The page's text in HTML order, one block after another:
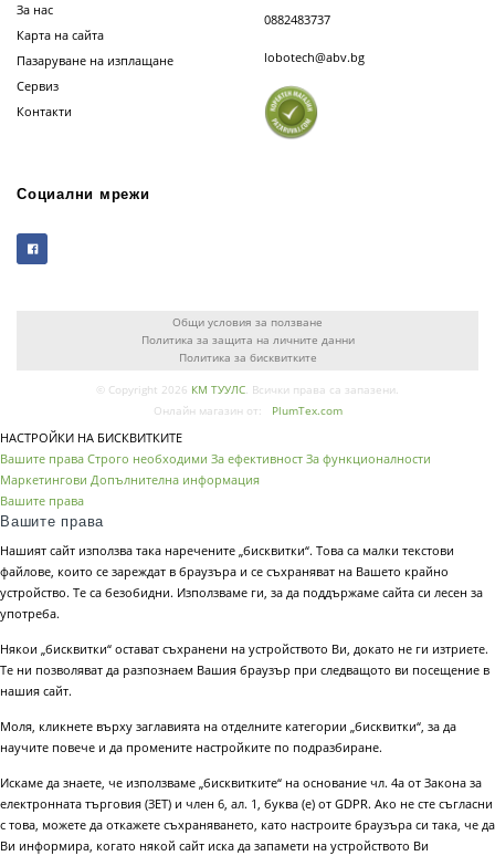
За нас
Карта на сайта
Пазаруване на изплащане
Сервиз
Контакти
0882483737
lobotech@abv.bg
Социални мрежи
Общи условия за ползване
Политика за защита на личните данни
Политика за бисквитките
© Copyright 2026 КМ ТУУЛС. Всички права са запазени.
Онлайн магазин от:
PlumTex.com
НАСТРОЙКИ НА БИСКВИТКИТЕ
Вашите права Строго необходими За ефективност За функционалности
Маркетингови Допълнителна информация
Вашите права
Вашите права
Нашият сайт използва така наречените „бисквитки“. Това са малки текстови
файлове, които се зареждат в браузъра и се съхраняват на Вашето крайно
устройство. Те са безобидни. Използваме ги, за да поддържаме сайта си лесен за
употреба.
Някои „бисквитки“ остават съхранени на устройството Ви, докато не ги изтриете.
Те ни позволяват да разпознаем Вашия браузър при следващото ви посещение в
нашия сайт.
Моля, кликнете върху заглавията на отделните категории „бисквитки“, за да
научите повече и да промените настройките по подразбиране.
Искаме да знаете, че използваме „бисквитките“ на основание чл. 4а от Закона за
електронната търговия (ЗЕТ) и член 6, ал. 1, буква (е) от GDPR. Ако не сте съгласни
с това, можете да откажете съхраняването, като настроите браузъра си така, че да
Ви информира, когато някой сайт иска да запамети на устройството Ви